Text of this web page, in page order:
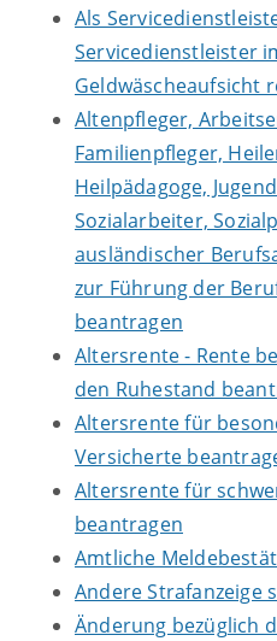
Als
Servicedienstleister
Geldwäscheaufsicht
Altenpfleger,
Familienpfleger,
Heilpädagoge,
Sozialarbeiter,
ausländischer
zur Führung der
beantragen
Altersrente - Rente
den Ruhestand
Altersrente für
Versicherte
Altersrente für
beantragen
Amtliche
Andere Strafanzeige
Änderung bezüglich